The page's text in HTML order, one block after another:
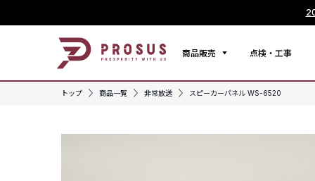
商品販売 点検・工事
トップ 商品一覧 非常放送 スピーカーパネル WS-6520